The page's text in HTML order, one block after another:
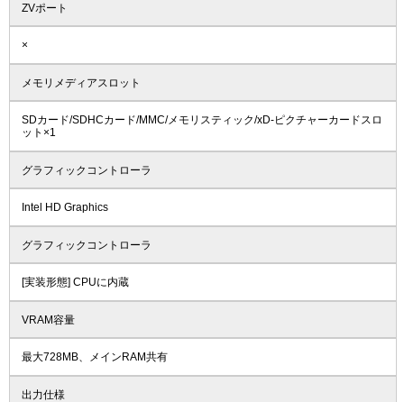
ZVポート
×
メモリメディアスロット
SDカード/SDHCカード/MMC/メモリスティック/xD-ピクチャーカードスロ
ット×1
グラフィックコントローラ
Intel HD Graphics
グラフィックコントローラ
[実装形態] CPUに内蔵
VRAM容量
最大728MB、メインRAM共有
出力仕様